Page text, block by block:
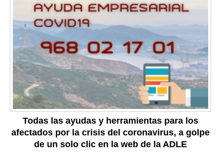
Todas las ayudas y herramientas para los
afectados por la crisis del coronavirus, a golpe
de un solo clic en la web de la ADLE